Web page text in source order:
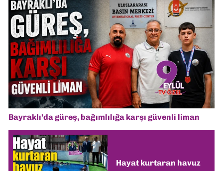
Bayraklı’da güreş, bağımlılığa karşı güvenli liman
Hayat kurtaran havuz